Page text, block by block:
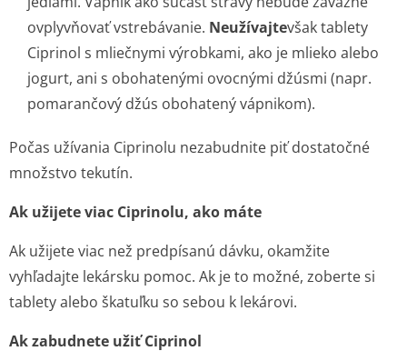
ovplyvňovať vstrebávanie. Neužívajtevšak tablety
Ciprinol s mliečnymi výrobkami, ako je mlieko alebo
jogurt, ani s obohatenými ovocnými džúsmi (napr.
pomarančový džús obohatený vápnikom).
Počas užívania Ciprinolu nezabudnite piť dostatočné
množstvo tekutín.
Ak užijete viac Ciprinolu, ako máte
Ak užijete viac než predpísanú dávku, okamžite
vyhľadajte lekársku pomoc. Ak je to možné, zoberte si
tablety alebo škatuľku so sebou k lekárovi.
Ak zabudnete užiť Ciprinol